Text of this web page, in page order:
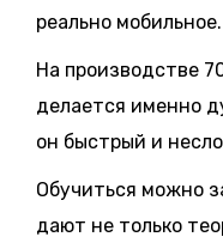
реально мобильное.
На производстве
делается именно
он быстрый и
Обучиться можно
дают не только